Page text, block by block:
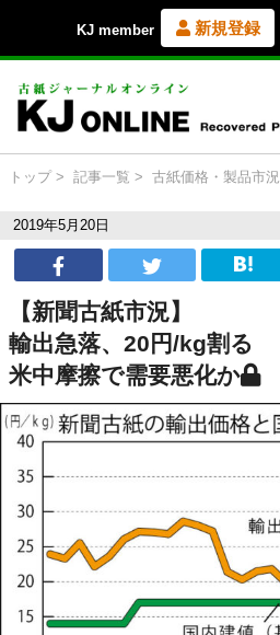
KJ member 新規登録
トップ 記事一覧 古紙価格・製品市況
2019年5月20日
【新聞古紙市況】
輸出急落、20円/kg割る
米中摩擦で需要悪化か